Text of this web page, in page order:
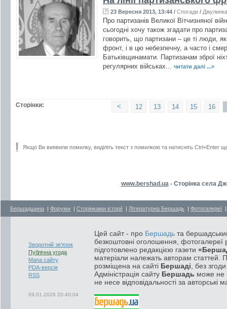
23 Вересня 2013, 13:44 / Спогади / Джулинка
Про партизанів Великої Вітчизняної
сьогодні хочу також згадати про
говорить, що партизани – це ті люди,
фронт, і в цю небезпечну, а часто і
Батьківщинамати. Партизанам зброї
регулярних військах... читати далі ...»
Сторінки: 16
15
14
13
12
<
Якщо Ви виявили помилку, виділіть текст з помилкою та натисніть Ctrl+Enter
www.bershad.ua - Сторінка села
Бершадщина | Форуми | Сторінками історії | Літературна Бершадь | Фотогалереї
Зворотній зв'язок
Публічна угода
Мапа сайту
PDA-версія
RSS
09.01.2026 20:40:04
Цей сайт - про Бершадь та
безкоштовні оголошення, фотогалереї
підготовлено редакцією газети
матеріали належать авторам статтей.
розміщена на сайті Бершаді , без
Адміністрація сайту Бершадь може не
не несе відповідальності за авторські